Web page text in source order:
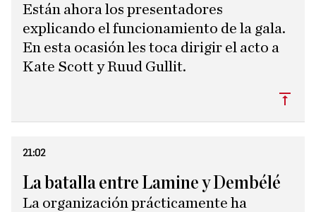
Están ahora los presentadores
explicando el funcionamiento de la gala.
En esta ocasión les toca dirigir el acto a
Kate Scott y Ruud Gullit.
21:02
La batalla entre Lamine y Dembélé
La organización prácticamente ha